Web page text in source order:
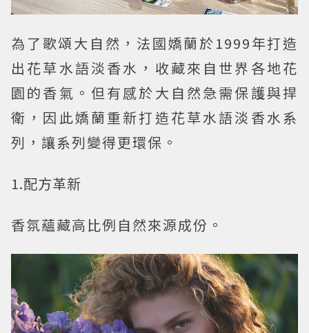
為了歌頌大自然，法國嬌蘭於1999年打造
出花草水語淡香水，收藏來自世界各地花
園的香氣。但有感於大自然急需保護與捍
衛，因此嬌蘭重新打造花草水語淡香水系
列，讓系列變得更環保。
1.配方革新
香氛蘊藏高比例自然來源成份。